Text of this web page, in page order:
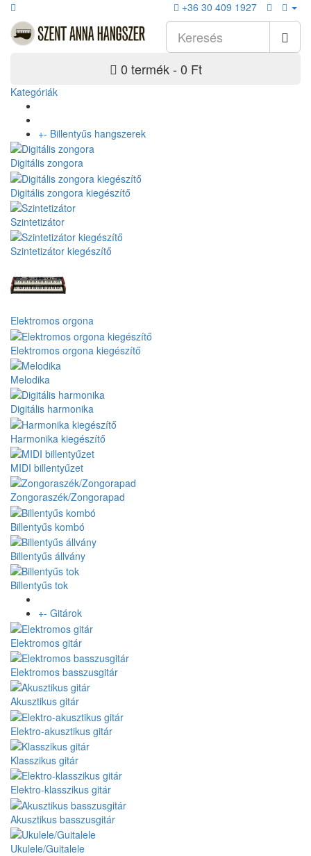
+36 30 409 1927
0 termék - 0 Ft
Kategóriák
+- Billentyűs hangszerek
Digitális zongora
Digitális zongora kiegészítő
Szintetizátor
Szintetizátor kiegészítő
Elektromos orgona
Elektromos orgona kiegészítő
Melodika
Digitális harmonika
Harmonika kiegészítő
MIDI billentyűzet
Zongoraszék/Zongorapad
Billentyűs kombó
Billentyűs állvány
Billentyűs tok
+- Gitárok
Elektromos gitár
Elektromos basszusgitár
Akusztikus gitár
Elektro-akusztikus gitár
Klasszikus gitár
Elektro-klasszikus gitár
Akusztikus basszusgitár
Ukulele/Guitalele